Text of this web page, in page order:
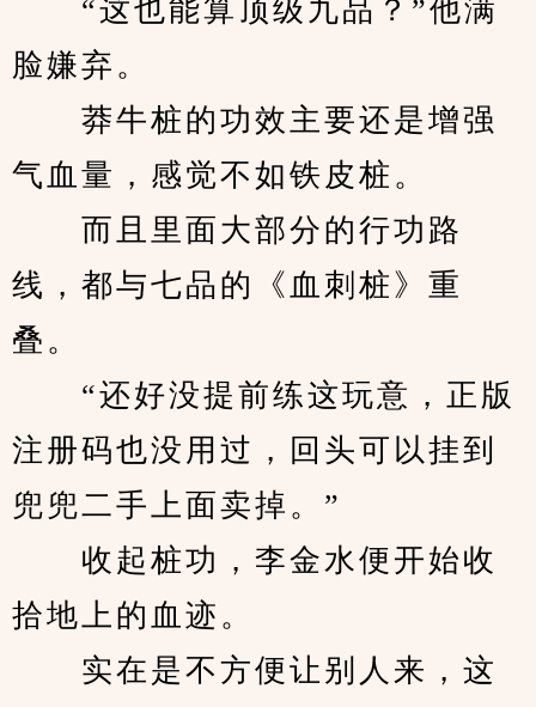
“这也能算顶级九品？”他满
脸嫌弃。
莽牛桩的功效主要还是增强
气血量，感觉不如铁皮桩。
而且里面大部分的行功路
线，都与七品的《血刺桩》重
叠。
“还好没提前练这玩意，正版
注册码也没用过，回头可以挂到
兜兜二手上面卖掉。”
收起桩功，李金水便开始收
拾地上的血迹。
实在是不方便让别人来，这